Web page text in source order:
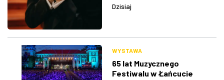
Dzisiaj
WYSTAWA
65 lat Muzycznego
Festiwalu w Łańcucie